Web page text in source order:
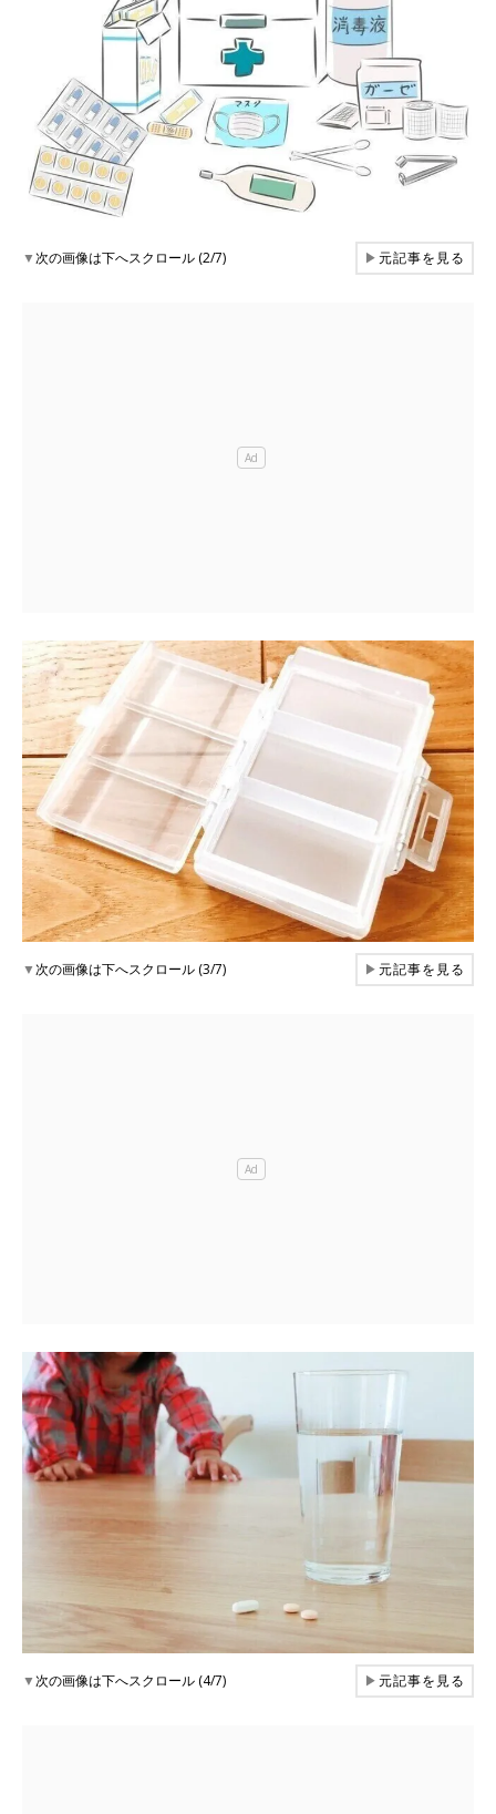
▼次の画像は下へスクロール (2/7) ▶元記事を見る
▼次の画像は下へスクロール (3/7) ▶元記事を見る
▼次の画像は下へスクロール (4/7) ▶元記事を見る